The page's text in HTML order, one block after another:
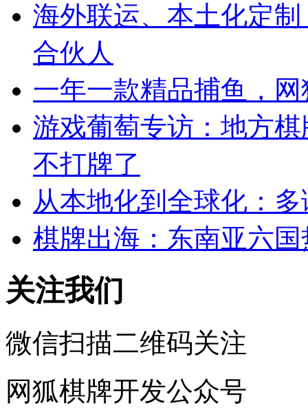
海外联运、本土化定
合伙人
一年一款精品捕鱼，
游戏葡萄专访：地方
不打牌了
从本地化到全球化：
棋牌出海：东南亚六
关注我们
微信扫描二维码关注
网狐棋牌开发公众号